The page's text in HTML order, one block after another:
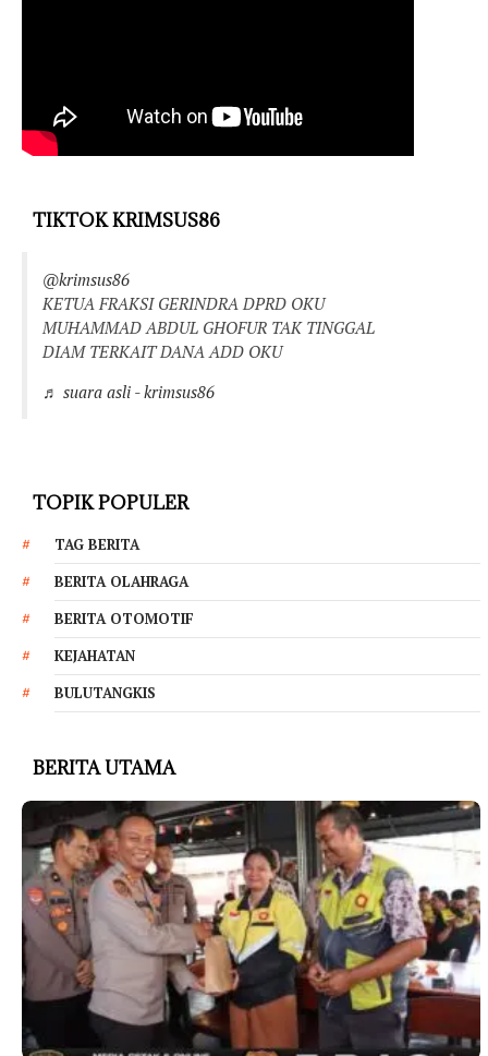
TIKTOK KRIMSUS86
@krimsus86
KETUA FRAKSI GERINDRA DPRD OKU
MUHAMMAD ABDUL GHOFUR TAK TINGGAL
DIAM TERKAIT DANA ADD OKU
♬ suara asli - krimsus86
TOPIK POPULER
TAG BERITA
BERITA OLAHRAGA
BERITA OTOMOTIF
KEJAHATAN
BULUTANGKIS
BERITA UTAMA